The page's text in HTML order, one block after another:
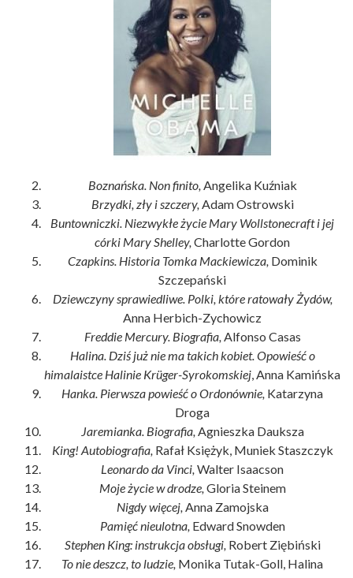
Boznańska. Non finito, Angelika Kuźniak
Brzydki, zły i szczery, Adam Ostrowski
Buntowniczki. Niezwykłe życie Mary Wollstonecraft i jej
córki Mary Shelley, Charlotte Gordon
Czapkins. Historia Tomka Mackiewicza, Dominik
Szczepański
Dziewczyny sprawiedliwe. Polki, które ratowały Żydów,
Anna Herbich-Zychowicz
Freddie Mercury. Biografia, Alfonso Casas
Halina. Dziś już nie ma takich kobiet. Opowieść o
himalaistce Halinie Krüger-Syrokomskiej , Anna Kamińska
Hanka. Pierwsza powieść o Ordonównie, Katarzyna
Droga
Jaremianka. Biografia, Agnieszka Dauksza
King! Autobiografia, Rafał Księżyk, Muniek Staszczyk
Leonardo da Vinci, Walter Isaacson
Moje życie w drodze, Gloria Steinem
Nigdy więcej, Anna Zamojska
Pamięć nieulotna, Edward Snowden
Stephen King: instrukcja obsługi, Robert Ziębiński
To nie deszcz, to ludzie, Monika Tutak-Goll, Halina